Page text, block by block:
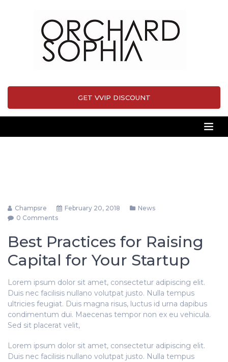
GET VVIP DISCOUNT
Champsre February 20, 2018
News
0 Comments
Best Practices for Raising
Capital for Your Startup
Lorem ipsum dolor sit amet, consectetur adipiscing elit.
Duis nec facilisis nullano volutpat justo. Nulla tempus
ultricies feugiat. Duis magna risus, luctus id urna dapibus
condimentum dui. Maecenas tempor non ex eu vehicula.
Sed sit placerat velit,
Lorem ipsum dolor sit amet, consectetur adipiscing elit.
Duis nec facilisis nullano volutpat justo. Nulla tempus